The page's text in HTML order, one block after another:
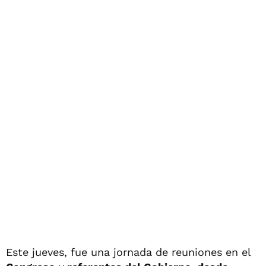
Este jueves, fue una jornada de reuniones en el